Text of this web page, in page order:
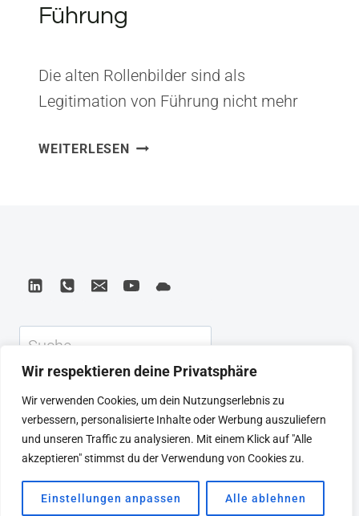
Wir respektieren deine Privatsphäre
Wir verwenden Cookies, um dein Nutzungserlebnis zu
verbessern, personalisierte Inhalte oder Werbung auszuliefern
und unseren Traffic zu analysieren. Mit einem Klick auf "Alle
akzeptieren" stimmst du der Verwendung von Cookies zu.
Einstellungen anpassen Alle ablehnen
Führung
Die alten Rollenbilder sind als
Legitimation von Führung nicht mehr
Kontexte von Führung sich so entwickelt
Dilemmata von Führung aufzulösen, Sie
Zusammenhang und zugleich auf eine
relativ kurzer Zeit — seit etwa Mitte des
20. Jahrhunderts — mit
wissenschaftlichen Methoden und
AnsprüChen untersucht. Davor hat sich
Führung »von selbst verstanden«. Seit
jeher wurde Führung als durch Gott oder
WEITERLESENDSCHUNGELBUCH
Suchen
KEYNOTE BEIRAT
CTRL+ALT+LEAD
MEINE ARTIKEL
BUCHEMPFEHLUNGEN
PODCAST
KONTAKT
SEBASTIAN
IMPRESSUM
DATENSCHUTZERKLÄRUNG
© 2026 SEBASTIAN WINKLER